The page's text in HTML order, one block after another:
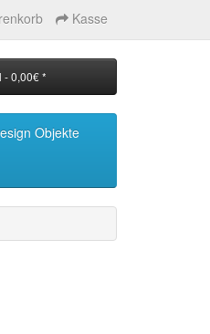
Kasse
- 0,00€ *
Objekte